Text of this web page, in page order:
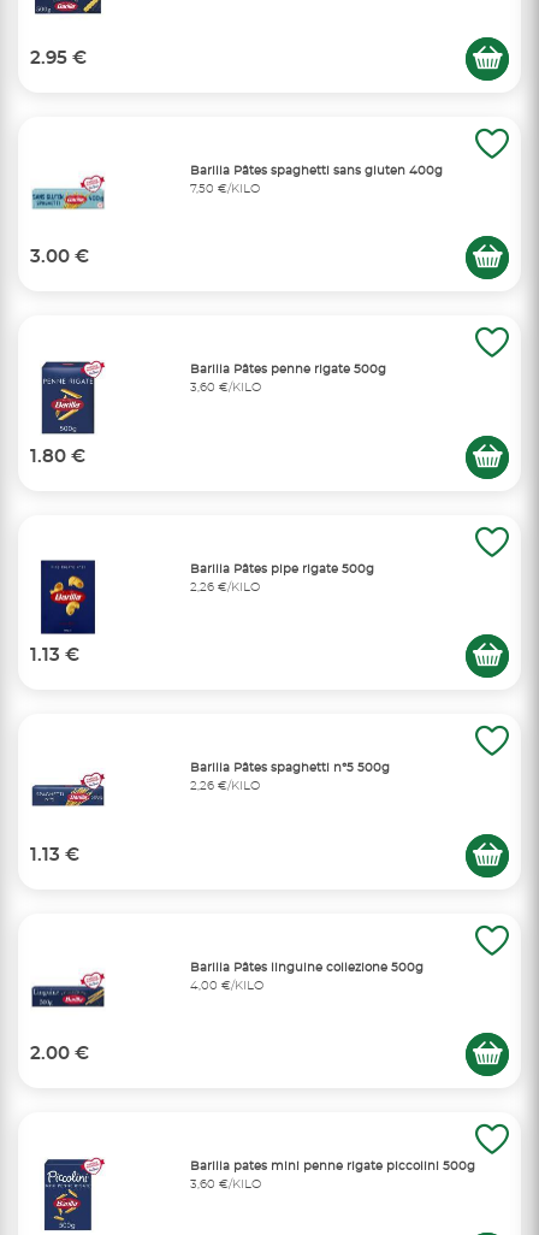
2.95 €
Barilla Pâtes spaghetti sans gluten 400g
7,50 €/KILO
3.00 €
Barilla Pâtes penne rigate 500g
3,60 €/KILO
1.80 €
Barilla Pâtes pipe rigate 500g
2,26 €/KILO
1.13 €
Barilla Pâtes spaghetti n°5 500g
2,26 €/KILO
1.13 €
Barilla Pâtes linguine collezione 500g
4,00 €/KILO
2.00 €
Barilla pates mini penne rigate piccolini 500g
3,60 €/KILO